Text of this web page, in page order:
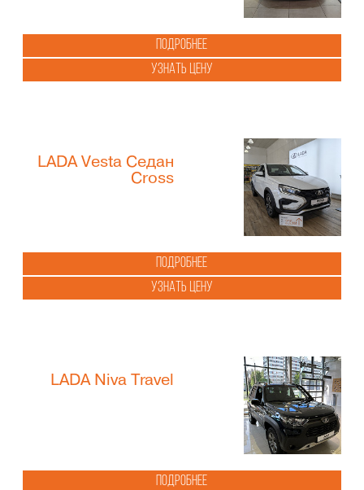
Подробнее
Узнать цену
LADA Vesta Седан
Cross
Подробнее
Узнать цену
LADA Niva Travel
Подробнее